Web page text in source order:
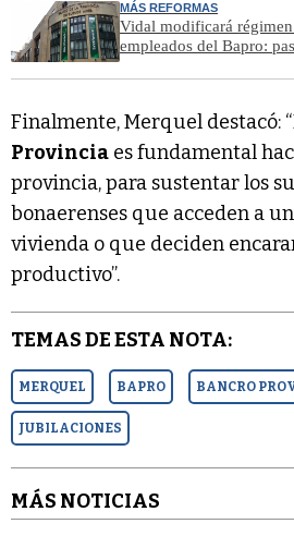
MÁS REFORMAS
Vidal modificará
empleados del Bapro:
Finalmente, Merquel destacó:
Provincia es fundamental
provincia, para sustentar los
bonaerenses que acceden a
vivienda o que deciden
productivo”.
TEMAS DE ESTA NOTA:
MERQUEL BAPRO BANCRO
JUBILACIONES
MÁS NOTICIAS